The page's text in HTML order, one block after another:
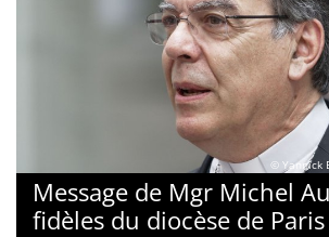
© Yannick
Message de Mgr Michel
fidèles du diocèse de Paris